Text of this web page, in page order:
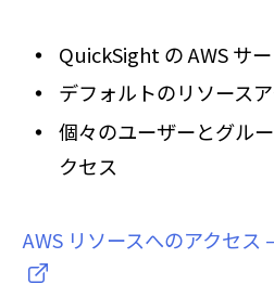
QuickSight の AWS サ
デフォルトのリソース
個々のユーザーとグル
クセス
AWS リソースへのアクセ